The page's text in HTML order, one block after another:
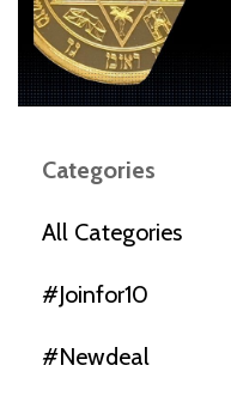
Categories
All Categories
#joinfor10
#newdeal